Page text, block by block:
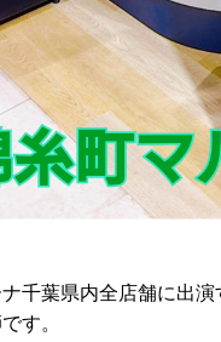
千葉県内全店舗に出演
す。